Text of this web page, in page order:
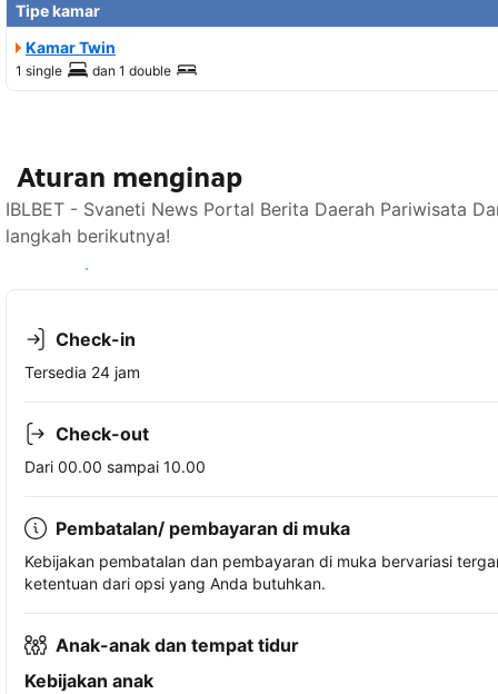
Tipe kamar
Kamar Twin
1 single dan 1 double
Aturan menginap
IBLBET - Svaneti News Portal Berita Daerah Pariwisata
langkah berikutnya!
Lihat ketersediaan
Check-in
Tersedia 24 jam
Check-out
Dari 00.00 sampai 10.00
Pembatalan/ pembayaran di muka
Kebijakan pembatalan dan pembayaran di muka bervariasi
ketentuan dari opsi yang Anda butuhkan.
Anak-anak dan tempat tidur
Kebijakan anak